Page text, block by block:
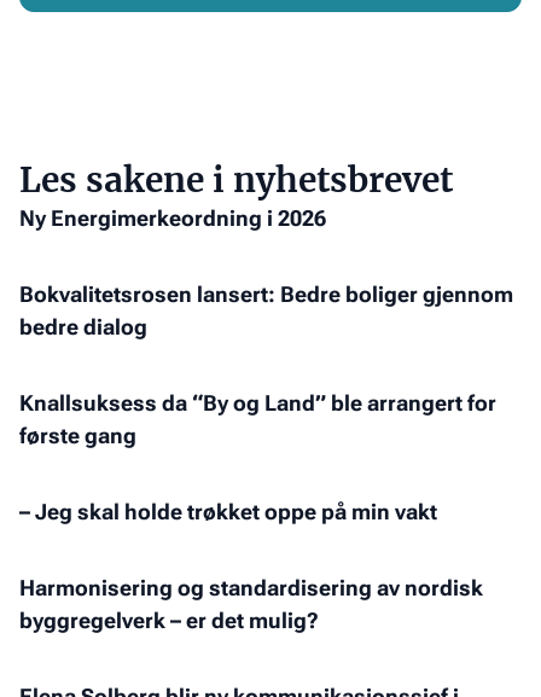
Les sakene i nyhetsbrevet
Ny Energimerkeordning i 2026
Ny
2026
Bokvalitetsrosen lansert: Bedre boliger gjennom
bedre dialog
Bokvalitetsrosen
lansert:
gjennom
bedre
Knallsuksess da “By og Land” ble arrangert for
første gang
Knallsuksess
da
Land”
for
første
– Jeg skal holde trøkket oppe på min vakt
–
holde
trøkket
på
Harmonisering og standardisering av nordisk
byggregelverk – er det mulig?
Harmonisering
og